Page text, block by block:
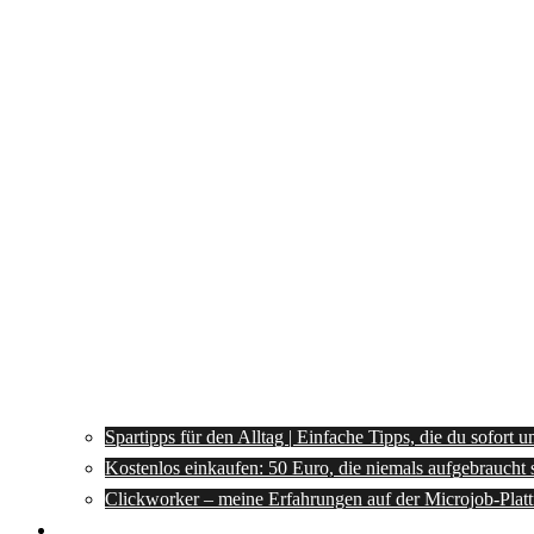
Spartipps für den Alltag | Einfache Tipps, die du sofort
Kostenlos einkaufen: 50 Euro, die niemals aufgebraucht
Clickworker – meine Erfahrungen auf der Microjob-